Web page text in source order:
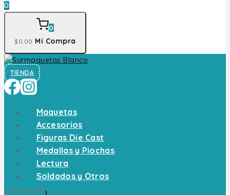
0
0
$0 .00 Mi Compra
TIENDA
Maquetas
Accesorios
Figuras Die Cast
Medallas y Piochas
Lectura
Soldados y Otros